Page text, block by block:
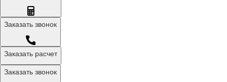
Заказать звонок
Заказать расчет
Заказать звонок